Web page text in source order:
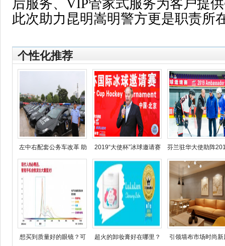
后服务、VIP管家式服务为客户提
此次助力昆明嵩明警方更是职责所
个性化推荐
左中右配套公务车改革 助 2019“大使杯”冰球邀请赛 芬兰驻华大使助阵
想买到质量好的眼镜？可 超火的卸妆膏好在哪里？ 引领墙布市场时尚新